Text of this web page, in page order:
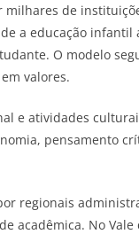
de
a educação infantil
O modelo
valores.
e atividades
pensamento
regionais
acadêmica. No Vale